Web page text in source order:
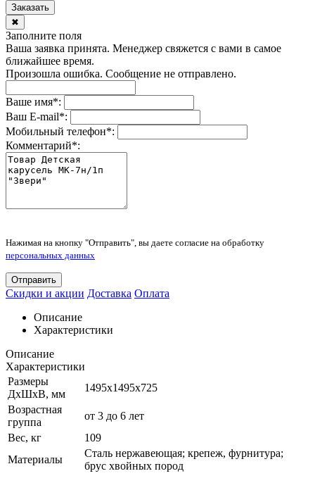
Заказать
✖
Заполните поля
Ваша заявка принята. Менеджер свяжется с вами в самое
ближайшее время.
Произошла ошибка. Сообщение не отправлено.
Ваше имя*:
Ваш E-mail*:
Мобильный телефон*:
Комментарий*:
Нажимая на кнопку "Отправить", вы даете согласие на обработку
персональных данных
Отправить
Скидки и акции Доставка Оплата
Описание
Характеристики
Описание
Характеристики
Размеры
ДхШхВ, мм
1495х1495х725
Возрастная
группа
от 3 до 6 лет
Вес, кг
109
Материалы
Сталь нержавеющая; крепеж, фурнитура;
брус хвойных пород